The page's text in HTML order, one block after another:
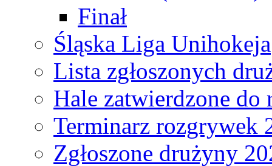
Finał
Śląska Liga Unihokeja
Lista zgłoszonych
Hale zatwierdzone do
Terminarz rozgrywek
Zgłoszone drużyny